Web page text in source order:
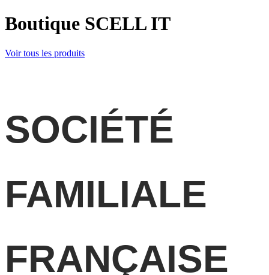
Boutique SCELL IT
Voir tous les produits
SOCIÉTÉ
FAMILIALE
FRANÇAISE